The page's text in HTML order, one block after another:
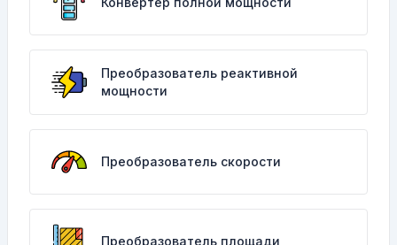
Преобразователь реактивной
мощности
Преобразователь скорости
Преобразователь площади